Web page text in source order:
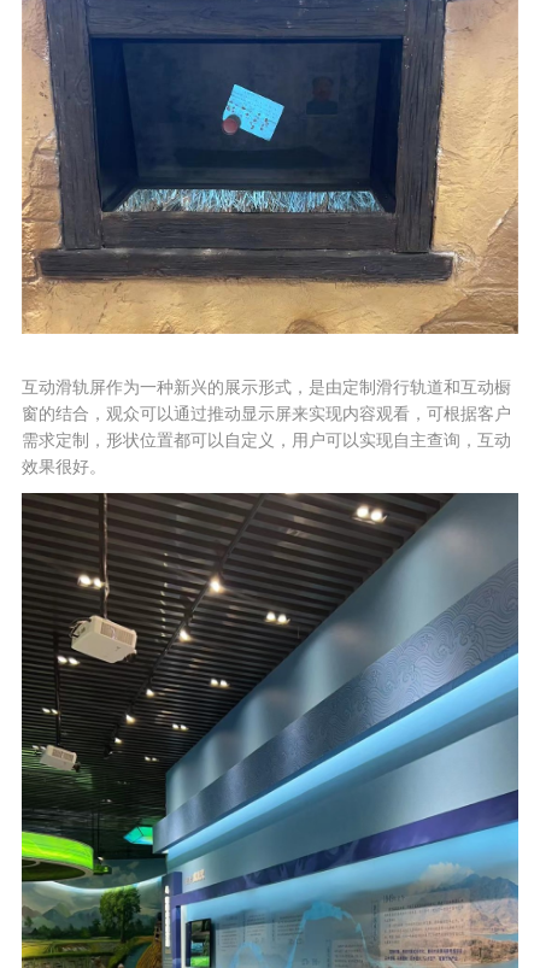
互动滑轨屏作为一种新兴的展示形式，是由定制滑行轨道和互动橱
窗的结合，观众可以通过推动显示屏来实现内容观看，可根据客户
需求定制，形状位置都可以自定义，用户可以实现自主查询，互动
效果很好。